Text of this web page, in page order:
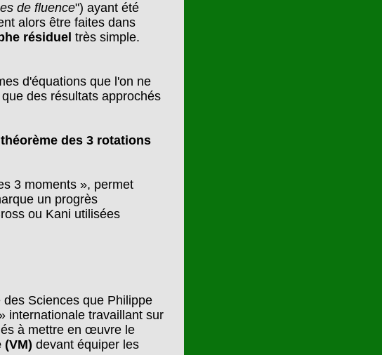
de fluence") ayant été
alors être faites dans
résiduel très simple.
d'équations que l'on ne
des résultats approchés
théorème des 3 rotations
3 moments », permet
un progrès
ou Kani utilisées
Sciences que Philippe
internationale travaillant sur
à mettre en œuvre le
devant équiper les